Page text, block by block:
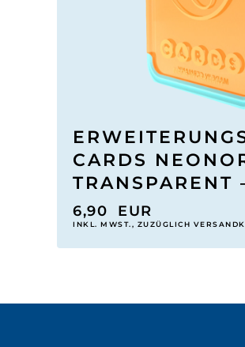
CARDS
TRANSPARENT
6,90 EUR
INKL. MWST., ZUZÜGLICH